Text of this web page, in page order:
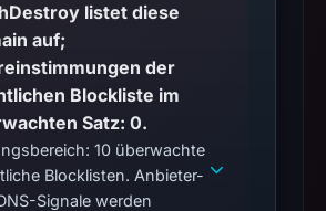
listet diese
auf;
der
Blockliste im
Satz: 0.
10 überwachte
Blocklisten. Anbieter-
Signale werden